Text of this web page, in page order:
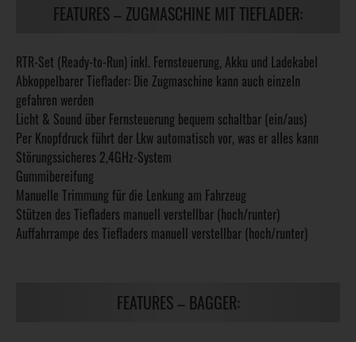
FEATURES – ZUGMASCHINE MIT TIEFLADER:
RTR-Set (Ready-to-Run) inkl. Fernsteuerung, Akku und Ladekabel
Abkoppelbarer Tieflader: Die Zugmaschine kann auch einzeln
gefahren werden
Licht & Sound über Fernsteuerung bequem schaltbar (ein/aus)
Per Knopfdruck führt der Lkw automatisch vor, was er alles kann
Störungssicheres 2,4GHz-System
Gummibereifung
Manuelle Trimmung für die Lenkung am Fahrzeug
Stützen des Tiefladers manuell verstellbar (hoch/runter)
Auffahrrampe des Tiefladers manuell verstellbar (hoch/runter)
FEATURES – BAGGER: